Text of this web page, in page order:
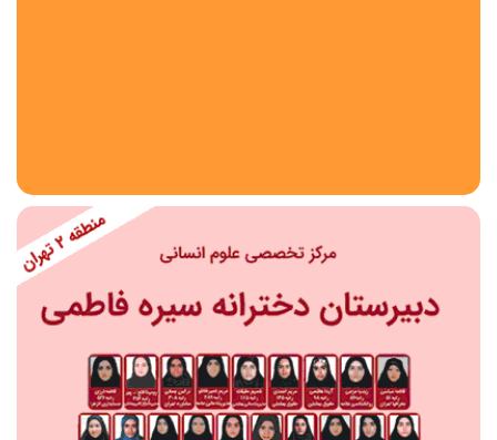
منطقه
مقطع تحصیلی
دوره اول متوسطه
دوره دوم متوسطه- فنی